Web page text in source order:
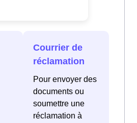
Courrier de
réclamation
Pour envoyer des
documents ou
soumettre une
réclamation à